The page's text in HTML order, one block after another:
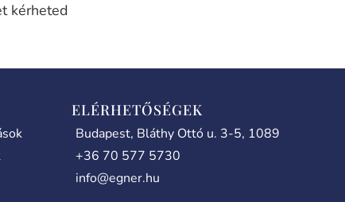
kérheted
ELÉRHETŐSÉGEK
Budapest, Bláthy Ottó u. 3-5, 1089
+36 70 577 5730
info@egner.hu